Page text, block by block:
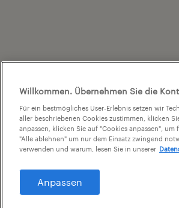
Willkommen. Übernehmen Sie die
Für ein bestmögliches User-Erlebnis setzen wir
aller beschriebenen Cookies zustimmen, klicken
anpassen, klicken Sie auf "Cookies anpassen",
"Alle ablehnen" um nur dem Einsatz zwingend
verwenden und warum, lesen Sie in unserer
Anpassen